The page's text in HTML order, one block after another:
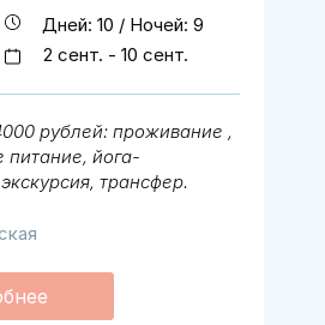
рублей: проживание ,
питание, йога-
трансфер.
Дней: 10 / Ночей: 9
2 сент. - 10 сент.